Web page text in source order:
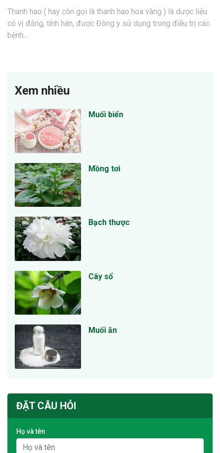
Thanh hao ( hay còn gọi là thanh hao hoa vàng ) là dược liệu
có vị đắng, tính hàn, được Đông y sử dụng trong điều trị các
bệnh…
Xem nhiều
Muối biển
Mồng tơi
Bạch thược
Cây sổ
Muối ăn
ĐẶT CÂU HỎI
Họ và tên